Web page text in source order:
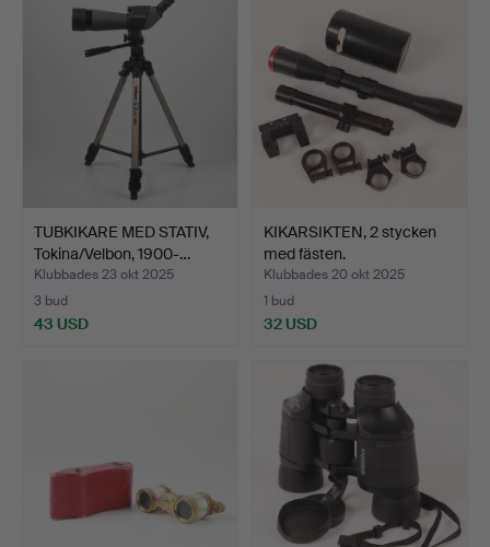
TUBKIKARE MED STATIV,
Tokina/Velbon, 1900-…
Klubbades 23 okt 2025
3 bud
43 USD
KIKARSIKTEN, 2 stycken
med fästen.
Klubbades 20 okt 2025
1 bud
32 USD